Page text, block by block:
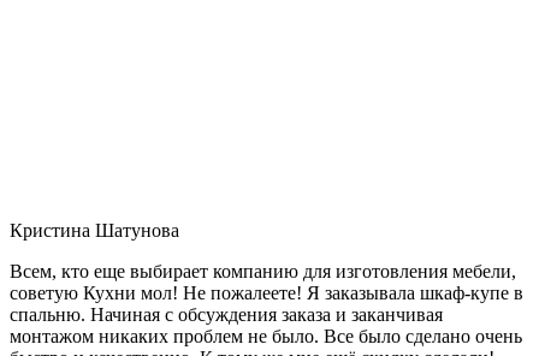
Кристина Шатунова
Всем, кто еще выбирает компанию для изготовления мебели,
советую Кухни мол! Не пожалеете! Я заказывала шкаф-купе в
спальню. Начиная с обсуждения заказа и заканчивая
монтажом никаких проблем не было. Все было сделано очень